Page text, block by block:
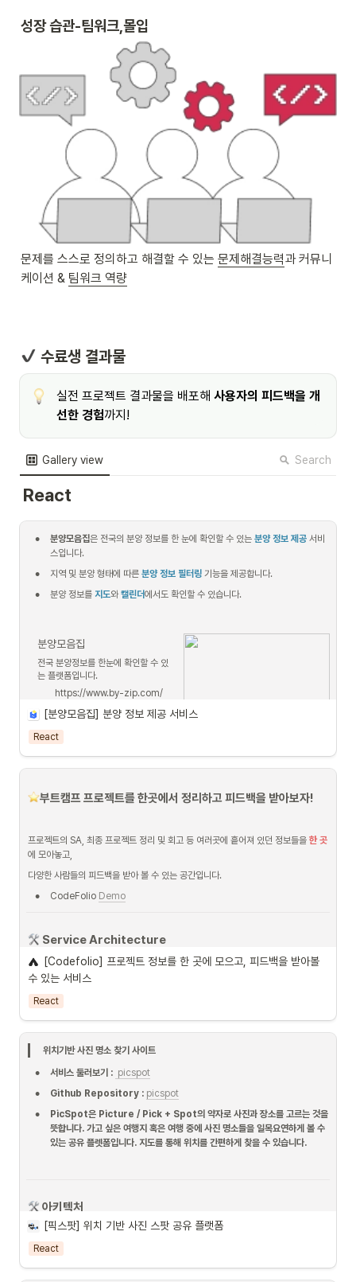
성장 습관-팀워크,몰입
문제를 스스로 정의하고 해결할 수 있는 문제해결능력과 커뮤니
케이션 & 팀워크 역량
수료생 결과물
실전 프로젝트 결과물을 배포해 사용자의 피드백을 개
선한 경험까지!
Gallery view Search
React
• 분양모음집은 전국의 분양 정보를 한 눈에 확인할 수 있는 분양 정보 제공 서비
스입니다.
• 지역 및 분양 형태에 따른 분양 정보 필터링 기능을 제공합니다.
• 분양 정보를 지도와 캘린더에서도 확인할 수 있습니다.
분양모음집
전국 분양정보를 한눈에 확인할 수 있
는 플랫폼입니다.
https://www.by-zip.com/
• Github Repository:
• Team Notion:
서비스 아키텍쳐
Typescript
Recoil
Firebase
[분양모음집] 분양 정보 제공 서비스
React
️부트캠프 프로젝트를 한곳에서 정리하고 피드백을 받아보자!
프로젝트의 SA, 최종 프로젝트 정리 및 회고 등 여러곳에 흩어져 있던 정보들을 한 곳
에 모아놓고,
다양한 사람들의 피드백을 받아 볼 수 있는 공간입니다.
• CodeFolio Demo
Service Architecture
[Codefolio] 프로젝트 정보를 한 곳에 모으고, 피드백을 받아볼
수 있는 서비스
React
위치기반 사진 명소 찾기 사이트
• 서비스 둘러보기 : picspot
• Github Repository : picspot
•
PicSpot은 Picture / Pick + Spot의 약자로 사진과 장소를 고르는 것을
뜻합니다. 가고 싶은 여행지 혹은 여행 중에 사진 명소들을 일목요연하게 볼 수
있는 공유 플렛폼입니다. 지도를 통해 위치를 간편하게 찾을 수 있습니다.
아키텍처
[픽스팟] 위치 기반 사진 스팟 공유 플랫폼
React